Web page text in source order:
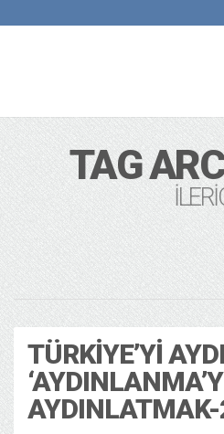
TAG
TÜRKIYE’YI